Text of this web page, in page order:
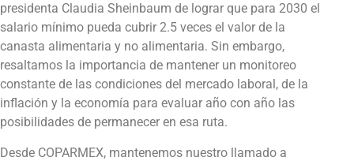
presidenta Claudia Sheinbaum de lograr que para 2030 el
salario mínimo pueda cubrir 2.5 veces el valor de la
canasta alimentaria y no alimentaria. Sin embargo,
resaltamos la importancia de mantener un monitoreo
constante de las condiciones del mercado laboral, de la
inflación y la economía para evaluar año con año las
posibilidades de permanecer en esa ruta.
Desde COPARMEX, mantenemos nuestro llamado a